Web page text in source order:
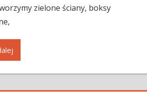
zielone ściany, boksy